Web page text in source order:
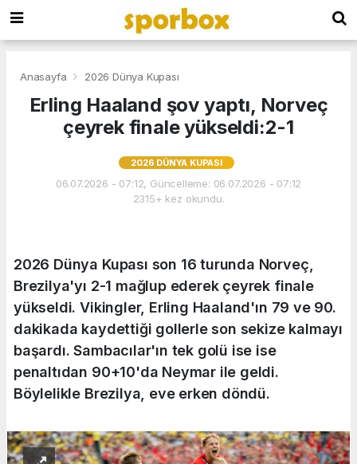
Anasayfa 2026 Dünya Kupası
Erling Haaland şov yaptı, Norveç
çeyrek finale yükseldi:2-1
2026 DÜNYA KUPASI
06.07.2026 - 07:12, Güncelleme: 06.07.2026 - 07:12
2315+ kez okundu.
2026 Dünya Kupası son 16 turunda Norveç,
Brezilya'yı 2-1 mağlup ederek çeyrek finale
yükseldi. Vikingler, Erling Haaland'ın 79 ve 90.
dakikada kaydettiği gollerle son sekize kalmayı
başardı. Sambacılar'ın tek golü ise ise
penaltıdan 90+10'da Neymar ile geldi.
Böylelikle Brezilya, eve erken döndü.